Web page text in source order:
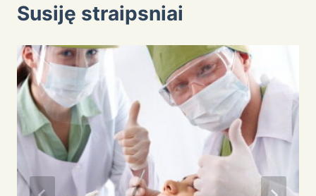
Susiję straipsniai